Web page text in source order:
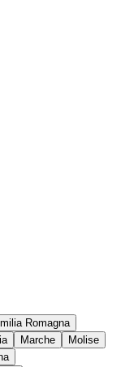
Romagna
Marche
Molise